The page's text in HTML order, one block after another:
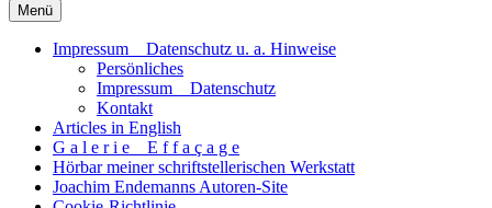
Menü
Impressum _ Datenschutz u. a. Hinweise
Persönliches
Impressum _ Datenschutz
Kontakt
Articles in English
G a l e r i e _ E f f a ç a g e
Hörbar meiner schriftstellerischen Werkstatt
Joachim Endemanns Autoren-Site